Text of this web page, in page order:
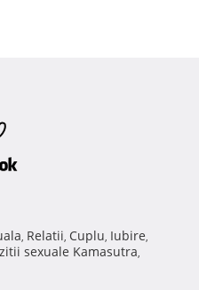
, Relatii, Cuplu, Iubire,
sexuale Kamasutra,